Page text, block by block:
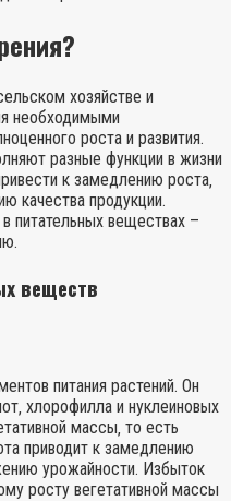
хозяйстве и
необходимыми
роста и развития.
разные функции в жизни
к замедлению роста‚
качества продукции.
питательных веществах –
веществ
питания растений. Он
хлорофилла и нуклеиновых
массы‚ то есть
приводит к замедлению
урожайности. Избыток
росту вегетативной массы